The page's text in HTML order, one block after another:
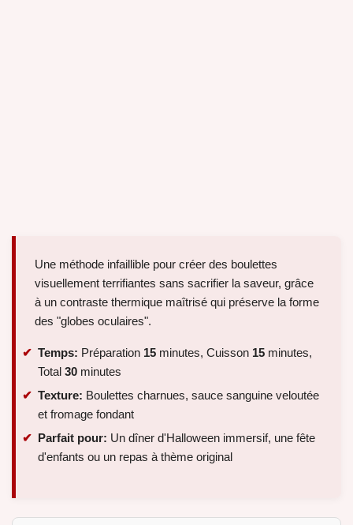
Une méthode infaillible pour créer des boulettes
visuellement terrifiantes sans sacrifier la saveur, grâce
à un contraste thermique maîtrisé qui préserve la forme
des "globes oculaires".
Temps: Préparation 15 minutes, Cuisson 15 minutes,
Total 30 minutes
Texture: Boulettes charnues, sauce sanguine veloutée
et fromage fondant
Parfait pour: Un dîner d'Halloween immersif, une fête
d'enfants ou un repas à thème original